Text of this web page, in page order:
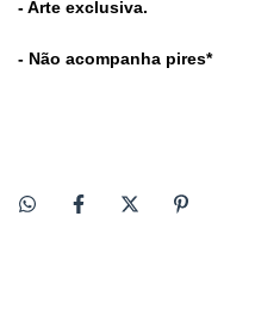
- Arte exclusiva.
- Não acompanha pires*